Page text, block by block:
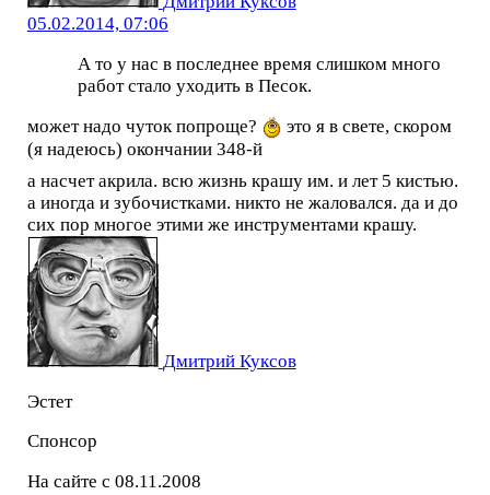
05.02.2014, 07:06
А то у нас в последнее время слишком много
работ стало уходить в Песок.
может надо чуток попроще?
это я в свете, скором
(я надеюсь) окончании 348-й
а насчет акрила. всю жизнь крашу им. и лет 5 кистью.
а иногда и зубочистками. никто не жаловался. да и до
сих пор многое этими же инструментами крашу.
Дмитрий Куксов
Эстет
Спонсор
На сайте с 08.11.2008